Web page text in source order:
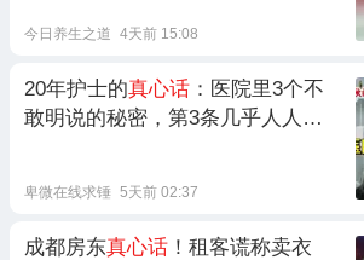
今日养生之道 4天前 15:08
20年护士的真心话 ：医院里3个不
敢明说的秘密，第3条几乎人人中
卑微在线求锤 5天前 02:37
成都房东真心话 ！租客谎称卖衣